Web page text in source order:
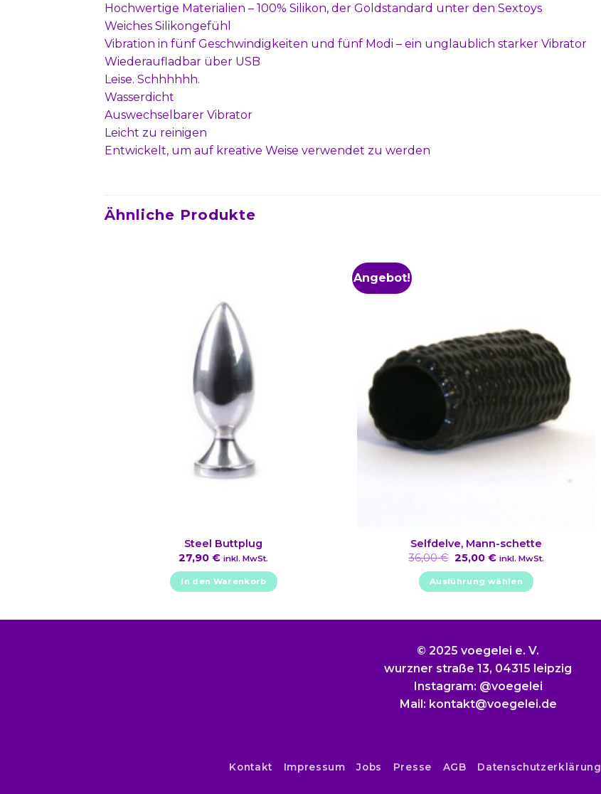
Hochwertige Materialien – 100% Silikon, der Goldstandard unter den Sextoys
Weiches Silikongefühl
Vibration in fünf Geschwindigkeiten und fünf Modi – ein unglaublich starker Vibrator
Wiederaufladbar über USB
Leise. Schhhhhh.
Wasserdicht
Auswechselbarer Vibrator
Leicht zu reinigen
Entwickelt, um auf kreative Weise verwendet zu werden
Ähnliche Produkte
Steel Buttplug
27,90€ inkl. MwSt.
In den Warenkorb
Angebot!
Selfdelve, Mann-schette
36,00€ Ursprünglicher
Preis
war:
36,00 €
25,00 €Aktueller
ist:
25,00 €.
inkl. MwSt.
Ausführung wählen
mehrere
Varianten
auf.
Die
Optionen
der
© 2025 voegelei e. V.
wurzner straße 13, 04315 leipzig
Instagram: @voegelei
Mail: kontakt@voegelei.de
Kontakt Impressum Jobs Presse AGB Datenschutzerklärung